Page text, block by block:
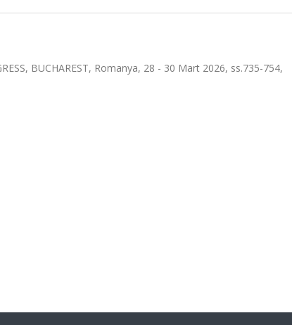
BUCHAREST, Romanya, 28 - 30 Mart 2026, ss.735-754,